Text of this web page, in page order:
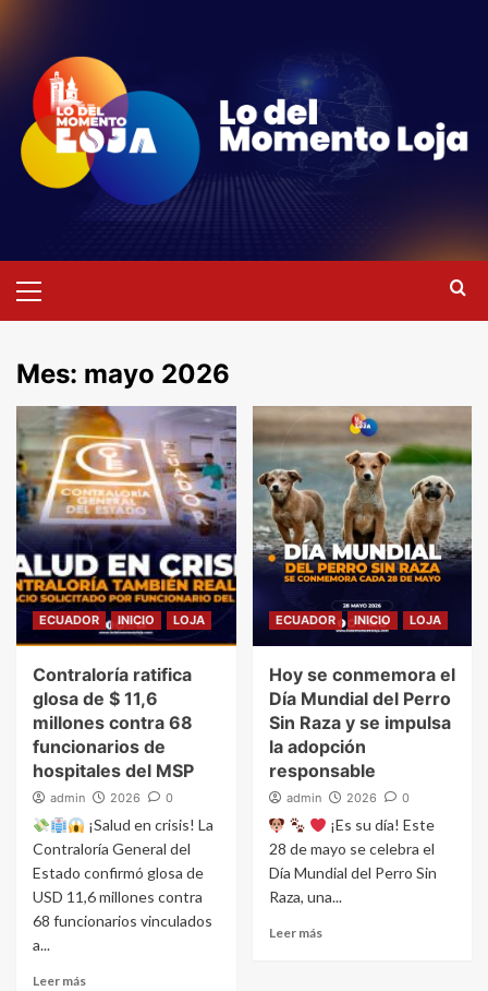
contenido
primario
Mes: mayo 2026
ECUADOR INICIO LOJA
Contraloría ratifica
glosa de $ 11,6
millones contra 68
funcionarios de
hospitales del MSP
admin 2026 0
¡Salud en crisis! La
Contraloría General del
Estado confirmó glosa de
USD 11,6 millones contra
68 funcionarios vinculados
a...
Leer más
ECUADOR INICIO LOJA
Hoy se conmemora el
Día Mundial del Perro
Sin Raza y se impulsa
la adopción
responsable
admin 2026 0
¡Es su día! Este
28 de mayo se celebra el
Día Mundial del Perro Sin
Raza, una...
Leer más